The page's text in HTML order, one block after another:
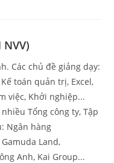
Các chủ đề giảng dạy:
toán quản trị, Excel,
việc, Khởi nghiệp...
Tổng công ty, Tập
Ngân hàng
Land,
Anh, Kai Group...